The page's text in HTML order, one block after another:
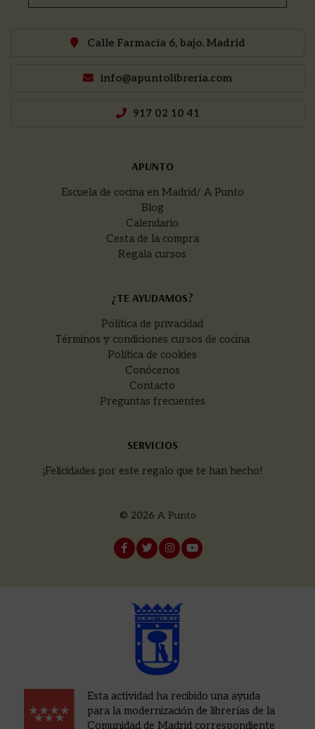
Calle Farmacia 6, bajo. Madrid
info@apuntolibreria.com
917 02 10 41
APUNTO
Escuela de cocina en Madrid/ A Punto
Blog
Calendario
Cesta de la compra
Regala cursos
¿TE AYUDAMOS?
Política de privacidad
Términos y condiciones cursos de cocina
Política de cookies
Conócenos
Contacto
Preguntas frecuentes
SERVICIOS
¡Felicidades por este regalo que te han hecho!
© 2026 A Punto
Esta actividad ha recibido una ayuda
para la modernización de librerías de la
Comunidad de Madrid correspondiente